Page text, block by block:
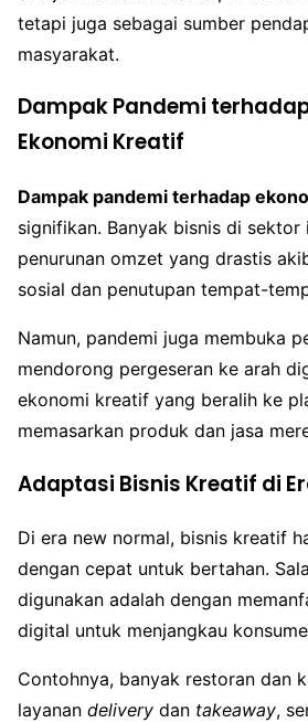
tetapi juga sebagai sumber
masyarakat.
Dampak Pandemi
Ekonomi Kreatif
Dampak pandemi terhadap
signifikan. Banyak bisnis di sektor
penurunan omzet yang drastis
sosial dan penutupan tempat-
Namun, pandemi juga membuka
mendorong pergeseran ke arah
ekonomi kreatif yang beralih ke
memasarkan produk dan jasa
Adaptasi Bisnis Kreatif di
Di era new normal, bisnis kreatif
dengan cepat untuk bertahan.
digunakan adalah dengan
digital untuk menjangkau
Contohnya, banyak restoran dan
layanan delivery dan takeaway,